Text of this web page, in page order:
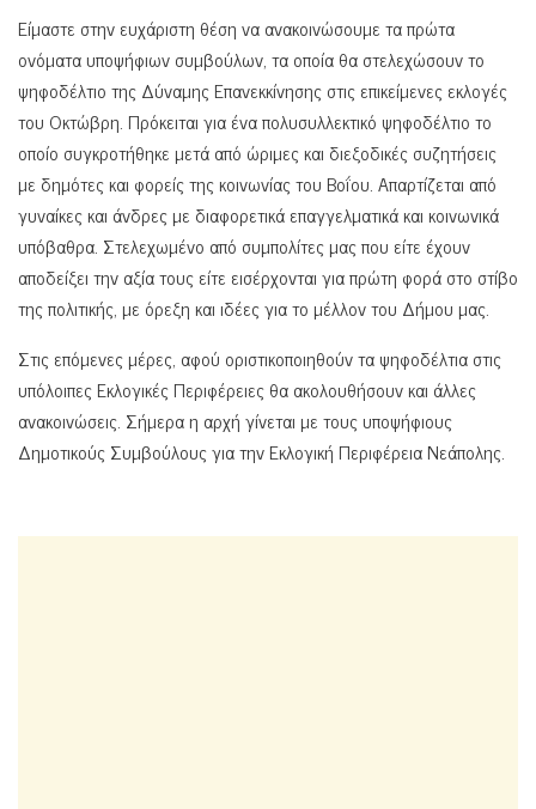
Είμαστε στην ευχάριστη θέση να ανακοινώσουμε τα πρώτα
ονόματα υποψήφιων συμβούλων, τα οποία θα στελεχώσουν το
ψηφοδέλτιο της Δύναμης Επανεκκίνησης στις επικείμενες εκλογές
του Οκτώβρη. Πρόκειται για ένα πολυσυλλεκτικό ψηφοδέλτιο το
οποίο συγκροτήθηκε μετά από ώριμες και διεξοδικές συζητήσεις
με δημότες και φορείς της κοινωνίας του Βοΐου. Απαρτίζεται από
γυναίκες και άνδρες με διαφορετικά επαγγελματικά και κοινωνικά
υπόβαθρα. Στελεχωμένο από συμπολίτες μας που είτε έχουν
αποδείξει την αξία τους είτε εισέρχονται για πρώτη φορά στο στίβο
της πολιτικής, με όρεξη και ιδέες για το μέλλον του Δήμου μας.
Στις επόμενες μέρες, αφού οριστικοποιηθούν τα ψηφοδέλτια στις
υπόλοιπες Εκλογικές Περιφέρειες θα ακολουθήσουν και άλλες
ανακοινώσεις. Σήμερα η αρχή γίνεται με τους υποψήφιους
Δημοτικούς Συμβούλους για την Εκλογική Περιφέρεια Νεάπολης.